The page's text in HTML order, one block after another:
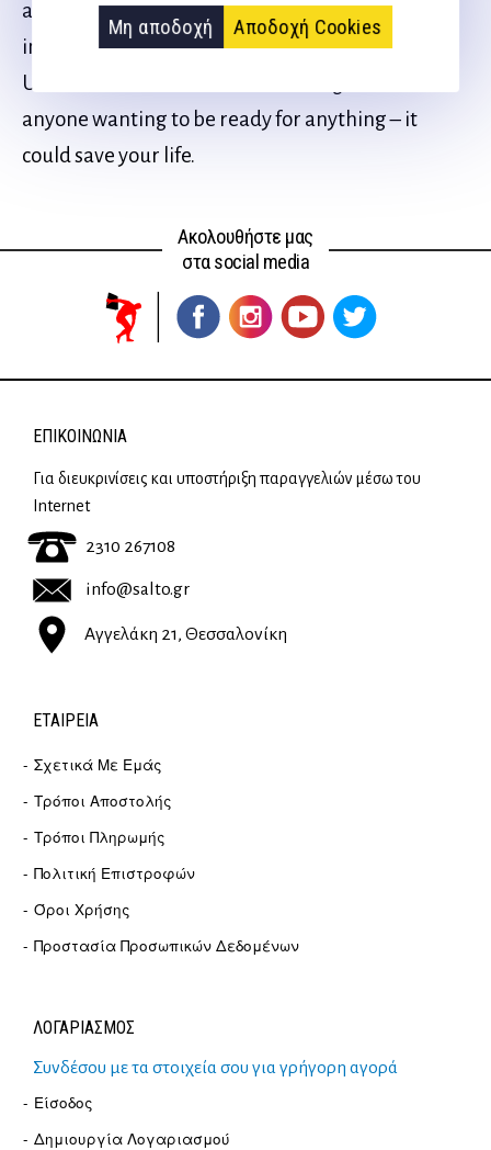
Μη αποδοχή Αποδοχή Cookies
artworks and handy pullout lists of key
information, the SAS and Elite Forces Guide:
Unarmed Combat is the definitive guide for
anyone wanting to be ready for anything – it
could save your life.
Ακολουθήστε μας
στα social media
ΕΠΙΚΟΙΝΩΝΊΑ
Για διευκρινίσεις και υποστήριξη παραγγελιών μέσω του
Internet
2310 267108
info@salto.gr
Αγγελάκη 21, Θεσσαλονίκη
ΕΤΑΙΡΕΊΑ
Σχετικά Με Εμάς
Τρόποι Αποστολής
Τρόποι Πληρωμής
Πολιτική Επιστροφών
Όροι Χρήσης
Προστασία Προσωπικών Δεδομένων
ΛΟΓΑΡΙΑΣΜΟΣ
Συνδέσου με τα στοιχεία σου για γρήγορη αγορά
Είσοδος
Δημιουργία Λογαριασμού